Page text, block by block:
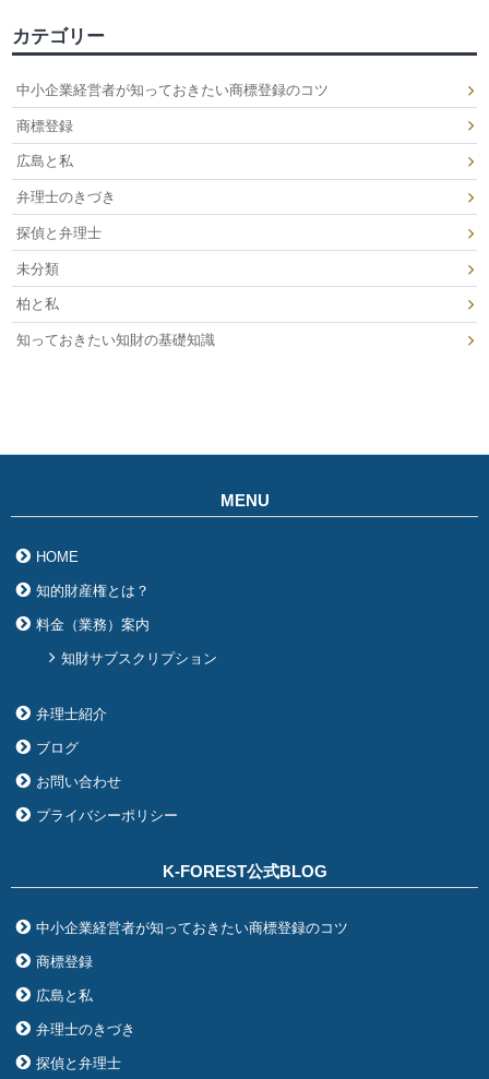
カテゴリー
中小企業経営者が知っておきたい商標登録のコツ
商標登録
広島と私
弁理士のきづき
探偵と弁理士
未分類
柏と私
知っておきたい知財の基礎知識
MENU
HOME
知的財産権とは？
料金（業務）案内
知財サブスクリプション
弁理士紹介
ブログ
お問い合わせ
プライバシーポリシー
K-FOREST公式BLOG
中小企業経営者が知っておきたい商標登録のコツ
商標登録
広島と私
弁理士のきづき
探偵と弁理士